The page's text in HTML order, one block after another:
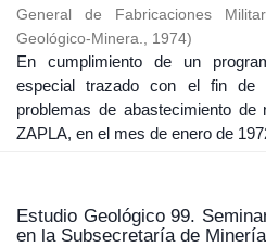
General de Fabricaciones
Geológico-Minera., 1974)
En cumplimiento de un
especial trazado con el fin de
problemas de abastecimiento
ZAPLA, en el mes de enero de
Estudio Geológico 99.
en la Subsecretaría de